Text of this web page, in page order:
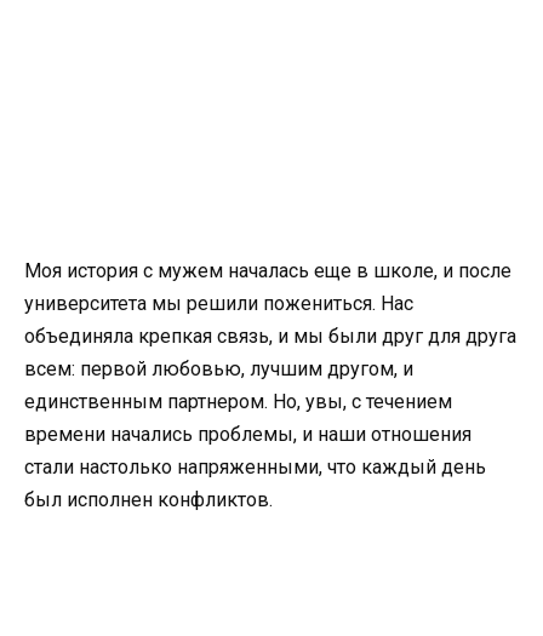
Моя история с мужем началась еще в школе, и после
университета мы решили пожениться. Нас
объединяла крепкая связь, и мы были друг для друга
всем: первой любовью, лучшим другом, и
единственным партнером. Но, увы, с течением
времени начались проблемы, и наши отношения
стали настолько напряженными, что каждый день
был исполнен конфликтов.